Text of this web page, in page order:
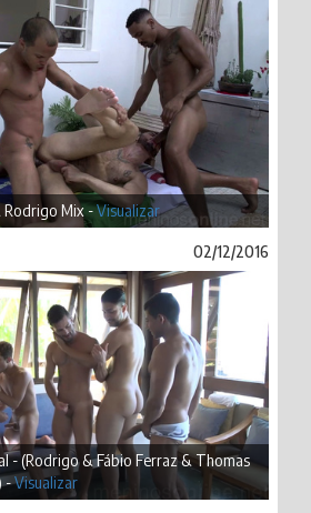
Rodrigo Mix -Visualizar
02/12/2016
- (Rodrigo & Fábio Ferraz & Thomas
-Visualizar